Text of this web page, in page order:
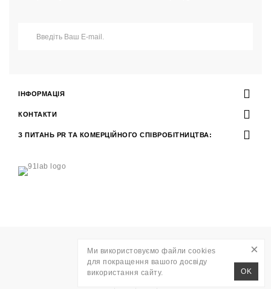
ІНФОРМАЦІЯ
КОНТАКТИ
З ПИТАНЬ PR ТА КОМЕРЦІЙНОГО СПІВРОБІТНИЦТВА:
РозробкаWAVE AGENCY
RITO © 2026
Ми використовуємо файли cookies
для покращення вашого досвіду
використання сайту.
OK
×